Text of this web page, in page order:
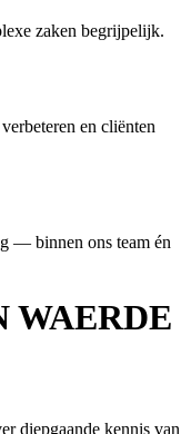
zaken begrijpelijk.
en cliënten
— binnen ons team én
WAERDE
diepgaande kennis van